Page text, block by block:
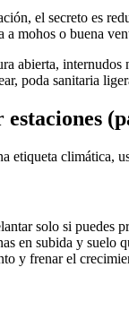
el secreto es
a mohos o buena
abierta, internudos
poda sanitaria
etiqueta climática,
solo si puedes
en subida y suelo
y frenar el